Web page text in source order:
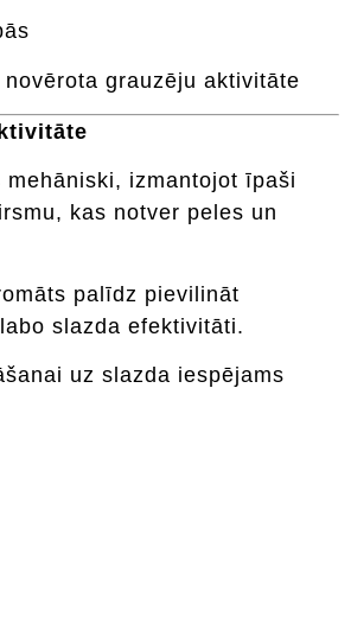
grauzēju aktivitāte
mehāniski, izmantojot īpaši
kas notver peles un
palīdz pievilināt
slazda efektivitāti.
uz slazda iespējams